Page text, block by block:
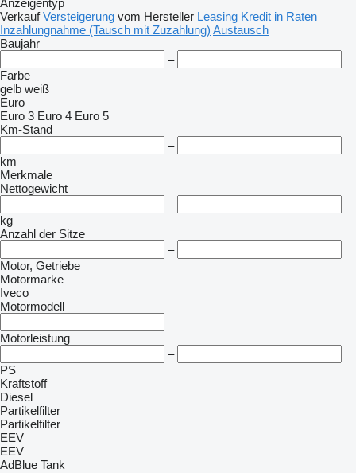
Anzeigentyp
Verkauf Versteigerung vom Hersteller Leasing Kredit in Raten
Inzahlungnahme (Tausch mit Zuzahlung) Austausch
Baujahr
–
Farbe
gelb weiß
Euro
Euro 3 Euro 4 Euro 5
Km-Stand
–
km
Merkmale
Nettogewicht
–
kg
Anzahl der Sitze
–
Motor, Getriebe
Motormarke
Iveco
Motormodell
Motorleistung
–
PS
Kraftstoff
Diesel
Partikelfilter
Partikelfilter
EEV
EEV
AdBlue Tank